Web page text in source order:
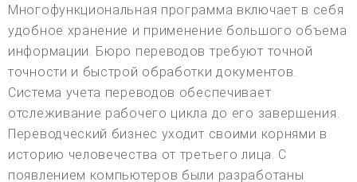
Многофункциональная программа включает в себя
удобное хранение и применение большого объема
информации. Бюро переводов требуют точной
точности и быстрой обработки документов.
Система учета переводов обеспечивает
отслеживание рабочего цикла до его завершения.
Переводческий бизнес уходит своими корнями в
историю человечества от третьего лица. С
появлением компьютеров были разработаны